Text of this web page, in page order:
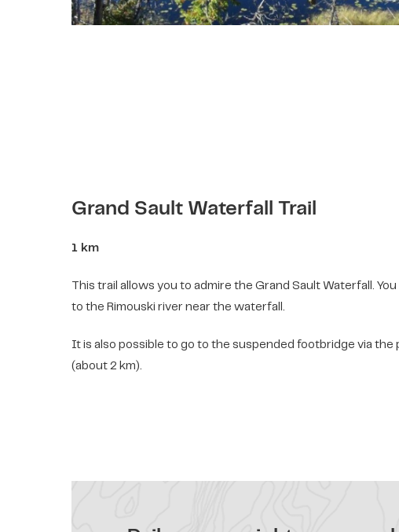
Grand Sault Waterfall Trail
1 km
This trail allows you to admire the Grand Sault Waterfall.
to the Rimouski river near the waterfall.
It is also possible to go to the suspended footbridge via the
(about 2 km).